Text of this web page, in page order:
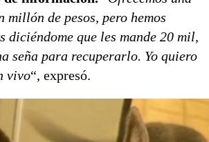
millón de pesos, pero hemos
diciéndome que les mande 20 mil,
seña para recuperarlo. Yo quiero
vivo“, expresó.